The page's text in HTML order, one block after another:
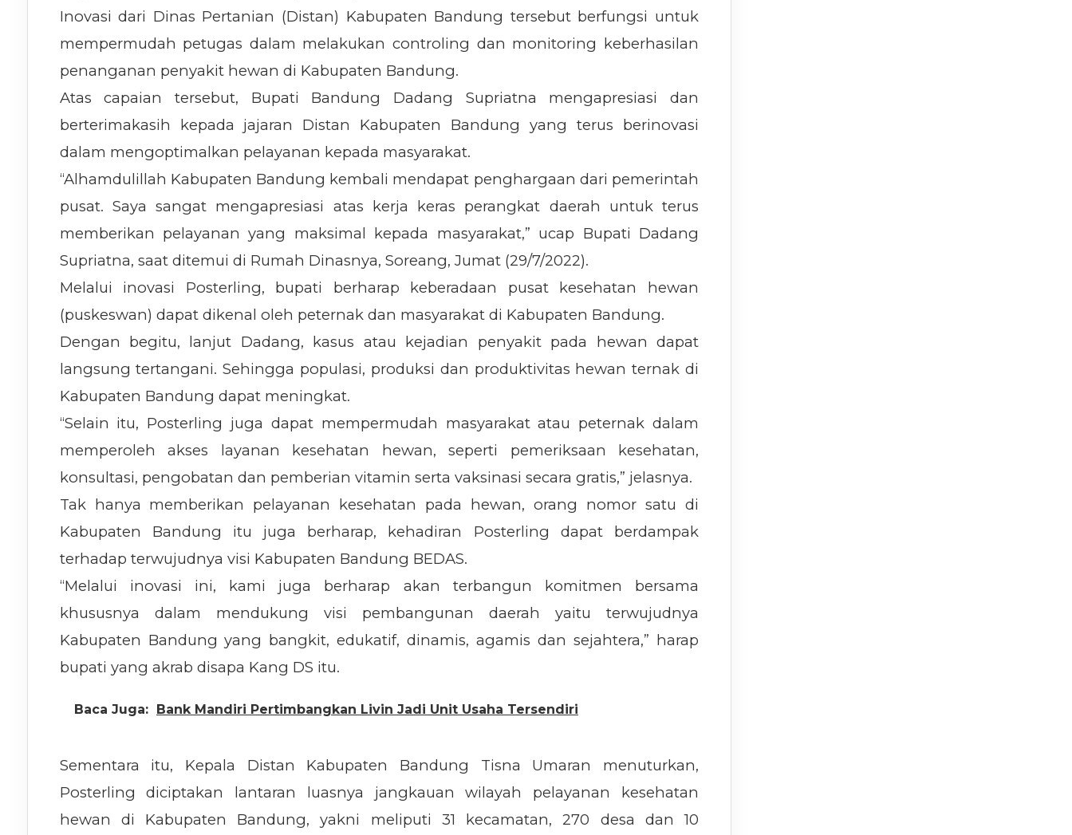
Inovasi dari Dinas Pertanian (Distan) Kabupaten Bandung tersebut berfungsi untuk
mempermudah petugas dalam melakukan controling dan monitoring keberhasilan
penanganan penyakit hewan di Kabupaten Bandung.
Atas capaian tersebut, Bupati Bandung Dadang Supriatna mengapresiasi dan
berterimakasih kepada jajaran Distan Kabupaten Bandung yang terus berinovasi
dalam mengoptimalkan pelayanan kepada masyarakat.
“Alhamdulillah Kabupaten Bandung kembali mendapat penghargaan dari pemerintah
pusat. Saya sangat mengapresiasi atas kerja keras perangkat daerah untuk terus
memberikan pelayanan yang maksimal kepada masyarakat,” ucap Bupati Dadang
Supriatna, saat ditemui di Rumah Dinasnya, Soreang, Jumat (29/7/2022).
Melalui inovasi Posterling, bupati berharap keberadaan pusat kesehatan hewan
(puskeswan) dapat dikenal oleh peternak dan masyarakat di Kabupaten Bandung.
Dengan begitu, lanjut Dadang, kasus atau kejadian penyakit pada hewan dapat
langsung tertangani. Sehingga populasi, produksi dan produktivitas hewan ternak di
Kabupaten Bandung dapat meningkat.
“Selain itu, Posterling juga dapat mempermudah masyarakat atau peternak dalam
memperoleh akses layanan kesehatan hewan, seperti pemeriksaan kesehatan,
konsultasi, pengobatan dan pemberian vitamin serta vaksinasi secara gratis,” jelasnya.
Tak hanya memberikan pelayanan kesehatan pada hewan, orang nomor satu di
Kabupaten Bandung itu juga berharap, kehadiran Posterling dapat berdampak
terhadap terwujudnya visi Kabupaten Bandung BEDAS.
“Melalui inovasi ini, kami juga berharap akan terbangun komitmen bersama
khususnya dalam mendukung visi pembangunan daerah yaitu terwujudnya
Kabupaten Bandung yang bangkit, edukatif, dinamis, agamis dan sejahtera,” harap
bupati yang akrab disapa Kang DS itu.
Baca Juga: Bank Mandiri Pertimbangkan Livin Jadi Unit Usaha Tersendiri
Sementara itu, Kepala Distan Kabupaten Bandung Tisna Umaran menuturkan,
Posterling diciptakan lantaran luasnya jangkauan wilayah pelayanan kesehatan
hewan di Kabupaten Bandung, yakni meliputi 31 kecamatan, 270 desa dan 10